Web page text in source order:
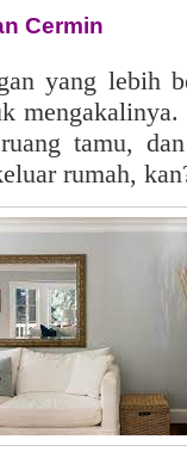
Cermin
yang lebih
tamu,
rumah,